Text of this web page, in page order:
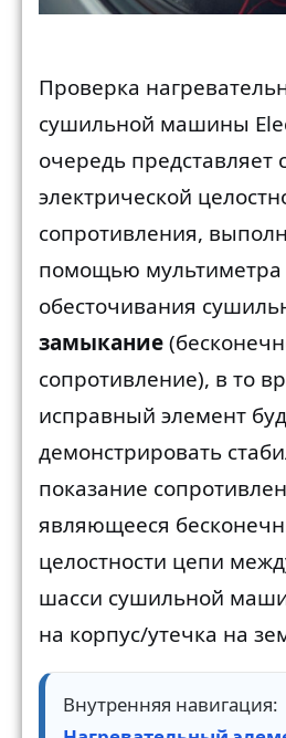
Проверка
сушильной машины
очередь представляет
электрической
сопротивления,
помощью мультиметра
обесточивания
замыкание
сопротивление), в то
исправный элемент
демонстрировать
показание
являющееся
целостности цепи
шасси сушильной
на корпус/утечка на
Внутренняя навигация: